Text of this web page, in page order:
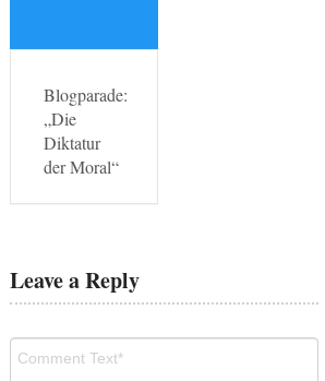
Blogparade:
„Die
Diktatur
der Moral“
Leave a Reply